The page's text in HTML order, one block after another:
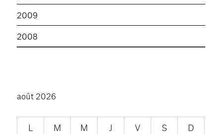
2009
2008
août 2026
L M M J V S
D